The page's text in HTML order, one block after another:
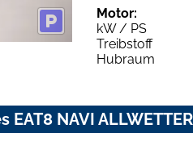
Motor:
kW / PS
Treibstoff
Hubraum
NAVI